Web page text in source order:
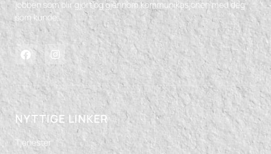
jobben som blir gjort og gjennom kommunikasjonen med deg
som kunde.
NYTTIGE LINKER
Tjenester